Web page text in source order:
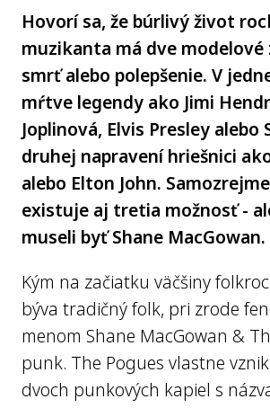
Hovorí sa, že búrlivý život
muzikanta má dve modelové
smrť alebo polepšenie. V
mŕtve legendy ako Jimi
Joplinová, Elvis Presley alebo
druhej napravení hriešnici
alebo Elton John.
existuje aj tretia možnosť -
museli byť Shane MacGowan.
Kým na začiatku väčšiny
býva tradičný folk, pri zrode
menom Shane MacGowan &
punk. The Pogues vlastne
dvoch punkových kapiel s